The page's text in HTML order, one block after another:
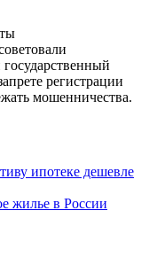
регистрации
мошенничества.
ипотеке дешевле
жилье в России